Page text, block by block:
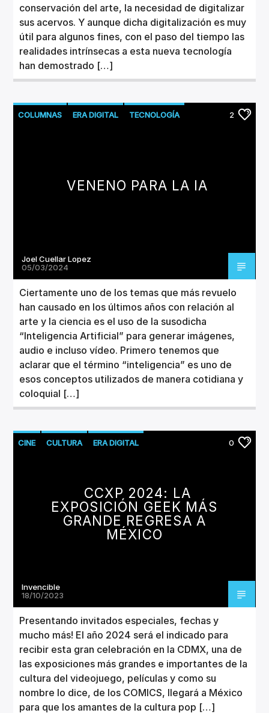
conservación del arte, la necesidad de digitalizar
sus acervos. Y aunque dicha digitalización es muy
útil para algunos fines, con el paso del tiempo las
realidades intrínsecas a esta nueva tecnología
han demostrado […]
COLUMNAS ERA DIGITAL TECNOLOGÍA 2
VENENO PARA LA IA
Joel Cuellar Lopez
05/03/2024
Ciertamente uno de los temas que más revuelo
han causado en los últimos años con relación al
arte y la ciencia es el uso de la susodicha
“Inteligencia Artificial” para generar imágenes,
audio e incluso vídeo. Primero tenemos que
aclarar que el término “inteligencia” es uno de
esos conceptos utilizados de manera cotidiana y
coloquial […]
CINE CULTURA ERA DIGITAL 0
CCXP 2024: LA
EXPOSICIÓN GEEK MÁS
GRANDE REGRESA A
MÉXICO
Invencible
18/10/2023
Presentando invitados especiales, fechas y
mucho más! El año 2024 será el indicado para
recibir esta gran celebración en la CDMX, una de
las exposiciones más grandes e importantes de la
cultura del videojuego, películas y como su
nombre lo dice, de los COMICS, llegará a México
para que los amantes de la cultura pop […]